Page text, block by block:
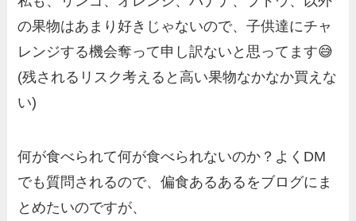
の果物はあまり好きじゃないので、子供達にチャ
レンジする機会奪って申し訳ないと思ってます😅
(残されるリスク考えると高い果物なかなか買えな
い)
何が食べられて何が食べられないのか？よくDM
でも質問されるので、偏食あるあるをブログにま
とめたいのですが、